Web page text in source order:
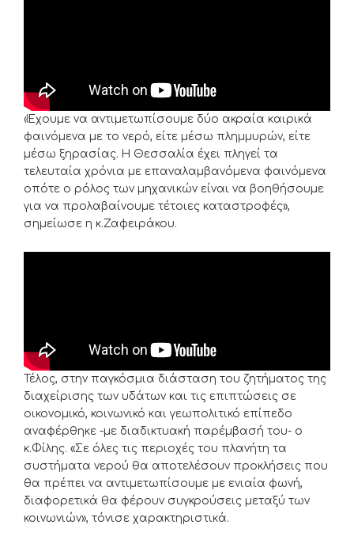
«Έχουμε να αντιμετωπίσουμε δύο ακραία καιρικά
φαινόμενα με το νερό, είτε μέσω πλημμυρών, είτε
μέσω ξηρασίας. Η Θεσσαλία έχει πληγεί τα
τελευταία χρόνια με επαναλαμβανόμενα φαινόμενα
οπότε ο ρόλος των μηχανικών είναι να βοηθήσουμε
για να προλαβαίνουμε τέτοιες καταστροφές»,
σημείωσε η κ.Ζαφειράκου.
Τέλος, στην παγκόσμια διάσταση του ζητήματος της
διαχείρισης των υδάτων και τις επιπτώσεις σε
οικονομικό, κοινωνικό και γεωπολιτικό επίπεδο
αναφέρθηκε -με διαδικτυακή παρέμβασή του- ο
κ.Φίλης. «Σε όλες τις περιοχές του πλανήτη τα
συστήματα νερού θα αποτελέσουν προκλήσεις που
θα πρέπει να αντιμετωπίσουμε με ενιαία φωνή,
διαφορετικά θα φέρουν συγκρούσεις μεταξύ των
κοινωνιών», τόνισε χαρακτηριστικά.